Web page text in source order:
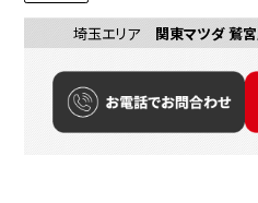
埼玉エリア 関東マツダ 鷲